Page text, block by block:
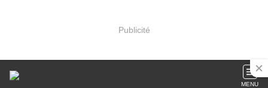
Publicité
MENU